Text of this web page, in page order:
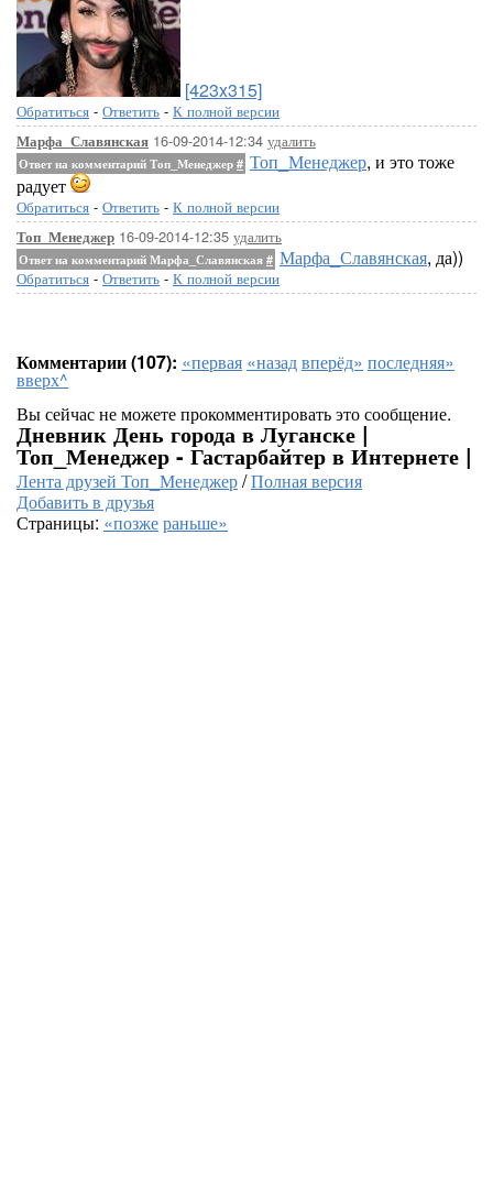
[423x315]
Обратиться - Ответить - К полной версии
Марфа_Славянская 16-09-2014-12:34 удалить
Ответ на комментарий Топ_Менеджер # Топ_Менеджер, и это тоже
радует
Обратиться - Ответить - К полной версии
Топ_Менеджер 16-09-2014-12:35 удалить
Ответ на комментарий Марфа_Славянская # Марфа_Славянская, да))
Обратиться - Ответить - К полной версии
Комментарии (107): «первая «назадвперёд» последняя»
вверх^
Вы сейчас не можете прокомментировать это сообщение.
Дневник День города в Луганске |
Топ_Менеджер - Гастарбайтер в Интернете |
Лента друзей Топ_Менеджер/Полная версия
Добавить в друзья
Страницы: «позжераньше»